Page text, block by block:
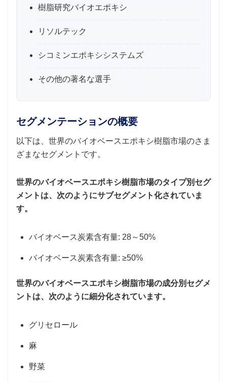
樹脂研究バイオエポキシ
リソルテック
シコミンエポキシシステムズ
その他の著名な選手
セグメンテーションの概要
以下は、世界のバイオベースエポキシ樹脂市場のさま
ざまなセグメントです。
世界のバイオベースエポキシ樹脂市場のタイプ別セグ
メントは、次のようにサブセグメント化されていま
す。
バイオベース炭素含有量: 28～50%
バイオベース炭素含有量: ≥50%
世界のバイオベースエポキシ樹脂市場の成分別セグメ
ントは、次のように細分化されています。
グリセロール
麻
野菜